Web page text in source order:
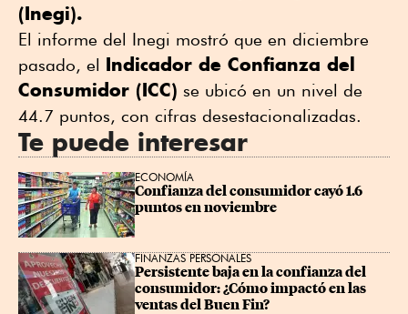
(Inegi).
El informe del Inegi mostró que en diciembre
pasado, el Indicador de Confianza del
Consumidor (ICC) se ubicó en un nivel de
44.7 puntos, con cifras desestacionalizadas.
Te puede interesar
ECONOMÍA
Confianza del consumidor cayó 1.6
puntos en noviembre
FINANZAS PERSONALES
Persistente baja en la confianza del
consumidor: ¿Cómo impactó en las
ventas del Buen Fin?